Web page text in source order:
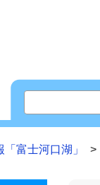
「富士河口湖」